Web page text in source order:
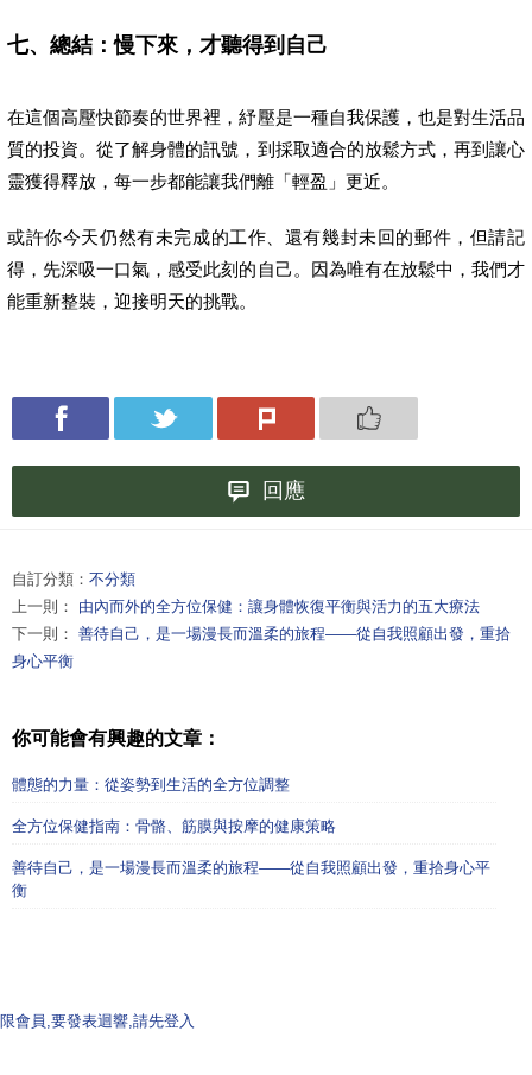
七、總結：慢下來，才聽得到自己
在這個高壓快節奏的世界裡，紓壓是一種自我保護，也是對生活品
質的投資。從了解身體的訊號，到採取適合的放鬆方式，再到讓心
靈獲得釋放，每一步都能讓我們離「輕盈」更近。
或許你今天仍然有未完成的工作、還有幾封未回的郵件，但請記
得，先深吸一口氣，感受此刻的自己。因為唯有在放鬆中，我們才
能重新整裝，迎接明天的挑戰。
回應
自訂分類： 不分類
上一則： 由內而外的全方位保健：讓身體恢復平衡與活力的五大療法
下一則： 善待自己，是一場漫長而溫柔的旅程——從自我照顧出發，重拾
身心平衡
你可能會有興趣的文章：
體態的力量：從姿勢到生活的全方位調整
全方位保健指南：骨骼、筋膜與按摩的健康策略
善待自己，是一場漫長而溫柔的旅程——從自我照顧出發，重拾身心平
衡
限會員,要發表迴響,請先登入